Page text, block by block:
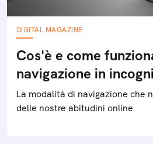
DIGITAL MAGAZINE
Cos'è e come
navigazione in
La modalità di navigazione che
delle nostre abitudini online